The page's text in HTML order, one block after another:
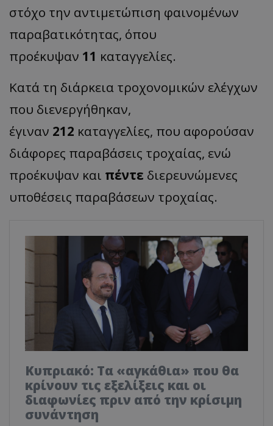
στόχο την αντιμετώπιση φαινομένων
παραβατικότητας, όπου
προέκυψαν 11 καταγγελίες.
Κατά τη διάρκεια τροχονομικών ελέγχων
που διενεργήθηκαν,
έγιναν 212 καταγγελίες, που αφορούσαν
διάφορες παραβάσεις τροχαίας, ενώ
προέκυψαν και πέντε διερευνώμενες
υποθέσεις παραβάσεων τροχαίας.
Κυπριακό: Τα «αγκάθια» που θα
κρίνουν τις εξελίξεις και οι
διαφωνίες πριν από την κρίσιμη
συνάντηση